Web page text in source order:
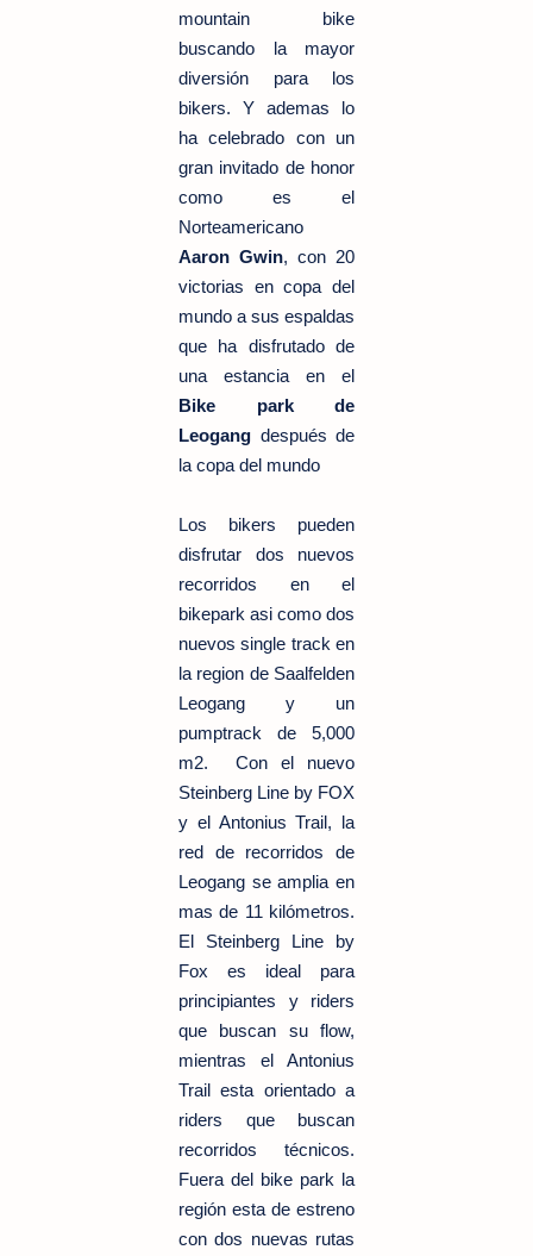
mountain bike
buscando la mayor
diversión para los
bikers. Y ademas lo
ha celebrado con un
gran invitado de honor
como es el
Norteamericano
Aaron Gwin, con 20
victorias en copa del
mundo a sus espaldas
que ha disfrutado de
una estancia en el
Bike park de
Leogang después de
la copa del mundo
Los bikers pueden
disfrutar dos nuevos
recorridos en el
bikepark asi como dos
nuevos single track en
la region de Saalfelden
Leogang y un
pumptrack de 5,000
m2. Con el nuevo
Steinberg Line by FOX
y el Antonius Trail, la
red de recorridos de
Leogang se amplia en
mas de 11 kilómetros.
El Steinberg Line by
Fox es ideal para
principiantes y riders
que buscan su flow,
mientras el Antonius
Trail esta orientado a
riders que buscan
recorridos técnicos.
Fuera del bike park la
región esta de estreno
con dos nuevas rutas